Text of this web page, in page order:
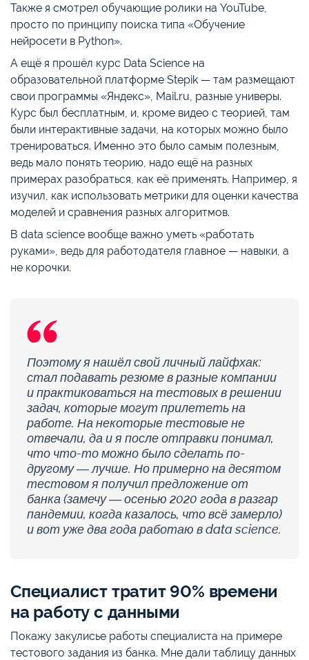
Также я смотрел обучающие ролики на YouTube,
просто по принципу поиска типа «Обучение
нейросети в Python».
А ещё я прошёл курс Data Science на
образовательной платформе Stepik — там размещают
свои программы «Яндекс», Mail.ru, разные универы.
Курс был бесплатным, и, кроме видео с теорией, там
были интерактивные задачи, на которых можно было
тренироваться. Именно это было самым полезным,
ведь мало понять теорию, надо ещё на разных
примерах разобраться, как её применять. Например, я
изучил, как использовать метрики для оценки качества
моделей и сравнения разных алгоритмов.
В data science вообще важно уметь «работать
руками», ведь для работодателя главное — навыки, а
не корочки.
Поэтому я нашёл свой личный лайфхак:
стал подавать резюме в разные компании
и практиковаться на тестовых в решении
задач, которые могут прилететь на
работе. На некоторые тестовые не
отвечали, да и я после отправки понимал,
что что-то можно было сделать по-
другому — лучше. Но примерно на десятом
тестовом я получил предложение от
банка (замечу — осенью 2020 года в разгар
пандемии, когда казалось, что всё замерло)
и вот уже два года работаю в data science.
Специалист тратит 90% времени
на работу с данными
Покажу закулисье работы специалиста на примере
тестового задания из банка. Мне дали таблицу данных